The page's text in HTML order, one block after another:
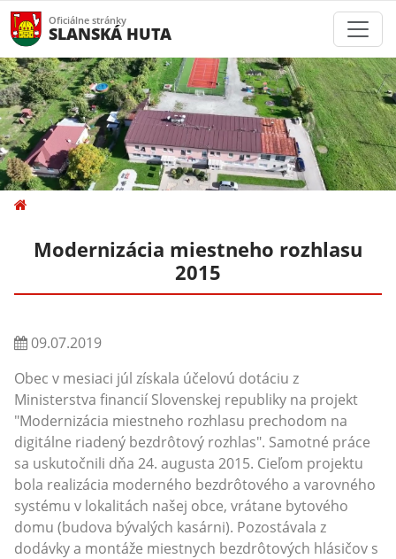
Oficiálne stránky
SLANSKÁ HUTA
Modernizácia miestneho rozhlasu
2015
09.07.2019
Obec v mesiaci júl získala účelovú dotáciu z
Ministerstva financií Slovenskej republiky na projekt
"Modernizácia miestneho rozhlasu prechodom na
digitálne riadený bezdrôtový rozhlas". Samotné práce
sa uskutočnili dňa 24. augusta 2015. Cieľom projektu
bola realizácia moderného bezdrôtového a varovného
systému v lokalitách našej obce, vrátane bytového
domu (budova bývalých kasárni). Pozostávala z
dodávky a montáže miestnych bezdrôtových hlásičov s